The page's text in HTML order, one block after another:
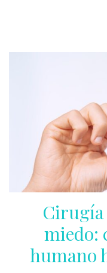
Cirugía
miedo:
humano